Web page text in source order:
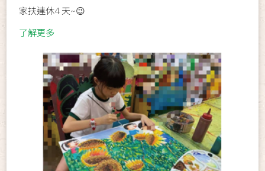
家扶連休4 天~😉
了解更多